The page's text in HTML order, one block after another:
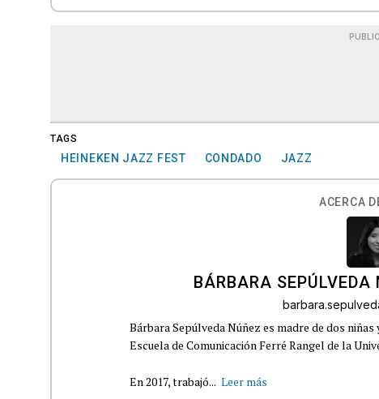
TAGS
HEINEKEN JAZZ FEST CONDADO JAZZ
ACERCA
BÁRBARA SEPÚLVEDA
Bárbara Sepúlveda Núñez es madre de dos
Escuela de Comunicación Ferré Rangel de la
En 2017, trabajó... Leer más